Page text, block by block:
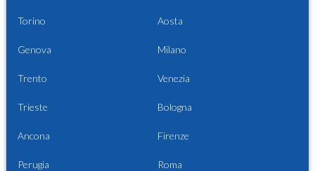
Torino Aosta
Genova Milano
Trento Venezia
Trieste Bologna
Ancona Firenze
Perugia Roma